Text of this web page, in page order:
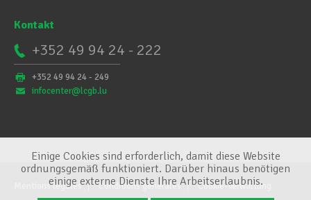
Kontakt
+352 49 94 24 - 222
+352 49 94 24 - 249
infocenter@lcgb.lu
Mentions légales Conditions générales Cookie-Verwaltung
Einige Cookies sind erforderlich, damit diese Website
ordnungsgemäß funktioniert. Darüber hinaus benötigen
einige externe Dienste Ihre Arbeitserlaubnis.